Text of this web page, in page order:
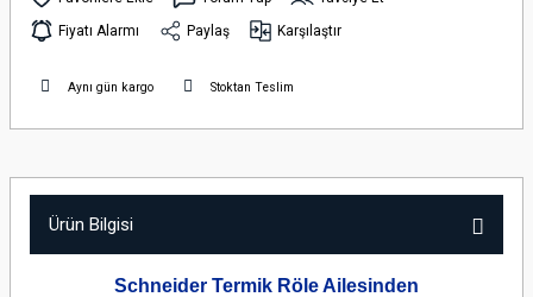
Fiyatı Alarmı
Paylaş Karşılaştır
Aynı gün kargo Stoktan Teslim
Ürün Bilgisi
Schneider Termik Röle Ailesinden